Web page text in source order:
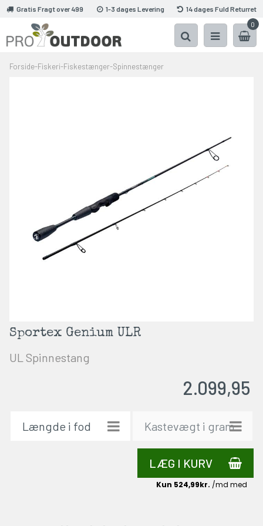
Gratis Fragt over 499 1-3 dages Levering
14 dages Fuld Returret
0
Forside-Fiskeri-Fiskestænger-Spinnestænger
Sportex Genium ULR
UL Spinnestang
2.099,95
LÆG I KURV